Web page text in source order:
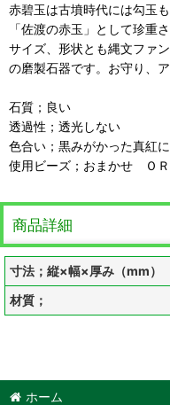
赤碧玉は古墳時代には勾玉
「佐渡の赤玉」として珍重
サイズ、形状とも縄文ファ
の磨製石器です。お守り、
石質；良い
透過性；透光しない
色合い；黒みがかった真紅
使用ビーズ；おまかせ Ｏ
商品詳細
寸法；縦×幅×厚み（mm）
材質；
ホーム